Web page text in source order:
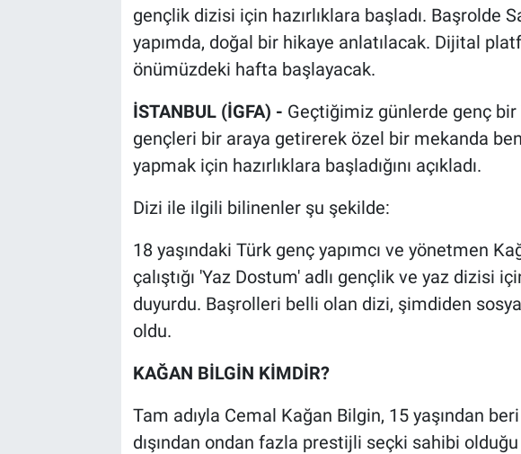
gençlik dizisi için hazırlıklara başladı. Başrolde
yapımda, doğal bir hikaye anlatılacak. Dijital
önümüzdeki hafta başlayacak.
İSTANBUL (İGFA) - Geçtiğimiz günlerde genç bir
gençleri bir araya getirerek özel bir mekanda
yapmak için hazırlıklara başladığını açıkladı.
Dizi ile ilgili bilinenler şu şekilde:
18 yaşındaki Türk genç yapımcı ve yönetmen
çalıştığı 'Yaz Dostum' adlı gençlik ve yaz dizisi
duyurdu. Başrolleri belli olan dizi, şimdiden
oldu.
KAĞAN BİLGİN KİMDİR?
Tam adıyla Cemal Kağan Bilgin, 15 yaşından
dışından ondan fazla prestijli seçki sahibi